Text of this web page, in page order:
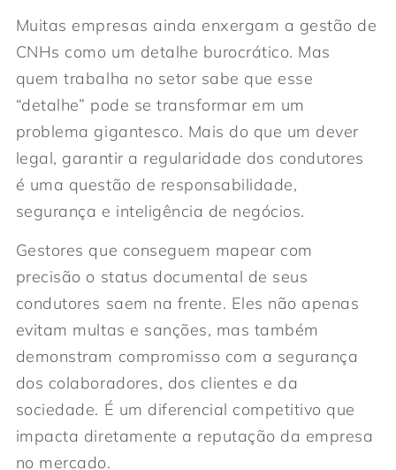
Muitas empresas ainda enxergam a gestão de
CNHs como um detalhe burocrático. Mas
quem trabalha no setor sabe que esse
“detalhe” pode se transformar em um
problema gigantesco. Mais do que um dever
legal, garantir a regularidade dos condutores
é uma questão de responsabilidade,
segurança e inteligência de negócios.
Gestores que conseguem mapear com
precisão o status documental de seus
condutores saem na frente. Eles não apenas
evitam multas e sanções, mas também
demonstram compromisso com a segurança
dos colaboradores, dos clientes e da
sociedade. É um diferencial competitivo que
impacta diretamente a reputação da empresa
no mercado.